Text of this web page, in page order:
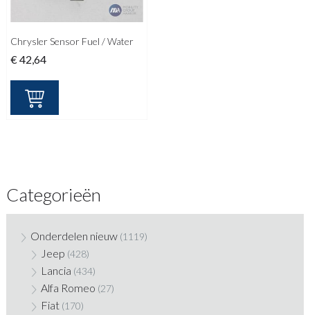
Chrysler Sensor Fuel / Water
€42,64
Categorieën
Onderdelen nieuw (1119)
Jeep (428)
Lancia (434)
Alfa Romeo (27)
Fiat (170)